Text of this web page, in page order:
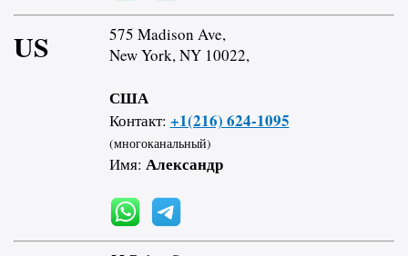
US
575 Madison Ave,
New York, NY 10022,
США
Контакт: +1(216) 624-1095
(многоканальный)
Имя: Александр